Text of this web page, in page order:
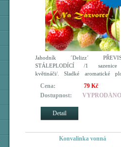
Jahodník ´Delizz´
STÁLEPLODÍCÍ /1
květináči/. Sladké aromatické
Cena:
79 Kč
Dostupnost:
VYPRODÁNO
Detail
Konvalinka vonná